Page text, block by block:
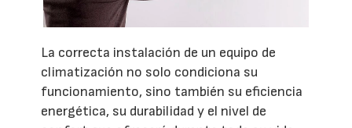
La correcta instalación de un equipo de
climatización no solo condiciona su
funcionamiento, sino también su eficiencia
energética, su durabilidad y el nivel de